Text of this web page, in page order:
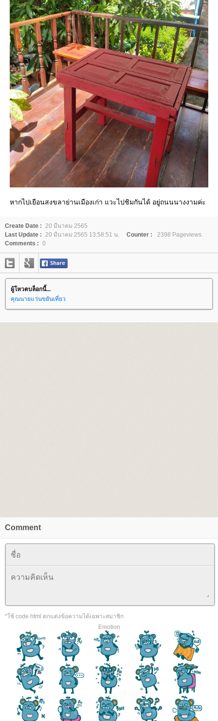
หากไปเยือนสงขลาย่านเมืองเก่า แวะไปชิมกันได้ อยู่ถนนนางงามค่ะ
Create Date :
20 มีนาคม 2565
Last Update :
20 มีนาคม 2565 13:58:51 น. Counter :
2398 Pageviews.
Comments : 0
ผู้โหวตบล็อกนี้...
คุณนายแว่นขยันเที่ยว
Comment
*ใช้ code html ตกแต่งข้อความได้เฉพาะสมาชิก
Emotion